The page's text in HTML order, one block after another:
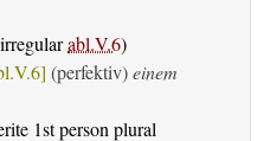
abl.V.6)
(perfektiv)einem
1st person plural